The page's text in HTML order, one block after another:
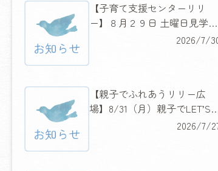
【子育て支援センターリリ
ー】８月２９日 土曜日見学説
明会＆みんなに人気のあのキ
2026/7/
【親子でふれあうリリー広
場】8/31（月）親子でLET’S
2026/7/